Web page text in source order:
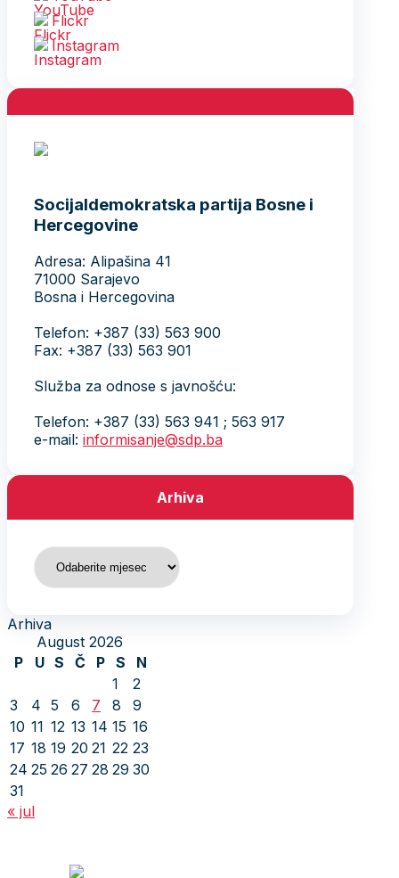
Flickr
Instagram
Socijaldemokratska partija Bosne i
Hercegovine
Adresa: Alipašina 41
71000 Sarajevo
Bosna i Hercegovina
Telefon: +387 (33) 563 900
Fax: +387 (33) 563 901
Služba za odnose s javnošću:
Telefon: +387 (33) 563 941 ; 563 917
e-mail: informisanje@sdp.ba
Arhiva
Arhiva
Arhiva
August 2026
P
U S Č P S
N
1
2
3
4 5 6 7 8
9
10 11 12 13 14 15 16
17 18 19 20 21 22 23
24 25 26 27 28 29 30
31
« jul